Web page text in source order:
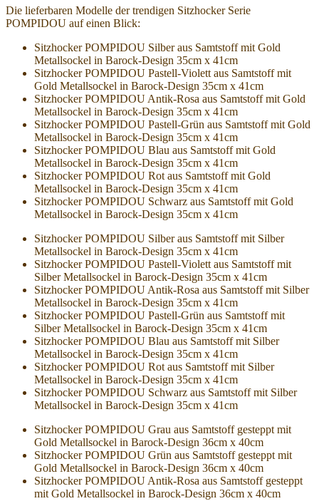
Die lieferbaren Modelle der trendigen Sitzhocker Serie
POMPIDOU auf einen Blick:
Sitzhocker POMPIDOU Silber aus Samtstoff mit Gold
Metallsockel in Barock-Design 35cm x 41cm
Sitzhocker POMPIDOU Pastell-Violett aus Samtstoff mit
Gold Metallsockel in Barock-Design 35cm x 41cm
Sitzhocker POMPIDOU Antik-Rosa aus Samtstoff mit Gold
Metallsockel in Barock-Design 35cm x 41cm
Sitzhocker POMPIDOU Pastell-Grün aus Samtstoff mit Gold
Metallsockel in Barock-Design 35cm x 41cm
Sitzhocker POMPIDOU Blau aus Samtstoff mit Gold
Metallsockel in Barock-Design 35cm x 41cm
Sitzhocker POMPIDOU Rot aus Samtstoff mit Gold
Metallsockel in Barock-Design 35cm x 41cm
Sitzhocker POMPIDOU Schwarz aus Samtstoff mit Gold
Metallsockel in Barock-Design 35cm x 41cm
Sitzhocker POMPIDOU Silber aus Samtstoff mit Silber
Metallsockel in Barock-Design 35cm x 41cm
Sitzhocker POMPIDOU Pastell-Violett aus Samtstoff mit
Silber Metallsockel in Barock-Design 35cm x 41cm
Sitzhocker POMPIDOU Antik-Rosa aus Samtstoff mit Silber
Metallsockel in Barock-Design 35cm x 41cm
Sitzhocker POMPIDOU Pastell-Grün aus Samtstoff mit
Silber Metallsockel in Barock-Design 35cm x 41cm
Sitzhocker POMPIDOU Blau aus Samtstoff mit Silber
Metallsockel in Barock-Design 35cm x 41cm
Sitzhocker POMPIDOU Rot aus Samtstoff mit Silber
Metallsockel in Barock-Design 35cm x 41cm
Sitzhocker POMPIDOU Schwarz aus Samtstoff mit Silber
Metallsockel in Barock-Design 35cm x 41cm
Sitzhocker POMPIDOU Grau aus Samtstoff gesteppt mit
Gold Metallsockel in Barock-Design 36cm x 40cm
Sitzhocker POMPIDOU Grün aus Samtstoff gesteppt mit
Gold Metallsockel in Barock-Design 36cm x 40cm
Sitzhocker POMPIDOU Antik-Rosa aus Samtstoff gesteppt
mit Gold Metallsockel in Barock-Design 36cm x 40cm